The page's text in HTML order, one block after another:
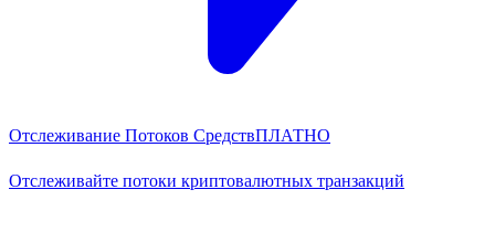
Отслеживание Потоков СредствПЛАТНО
Отслеживайте потоки криптовалютных транзакций